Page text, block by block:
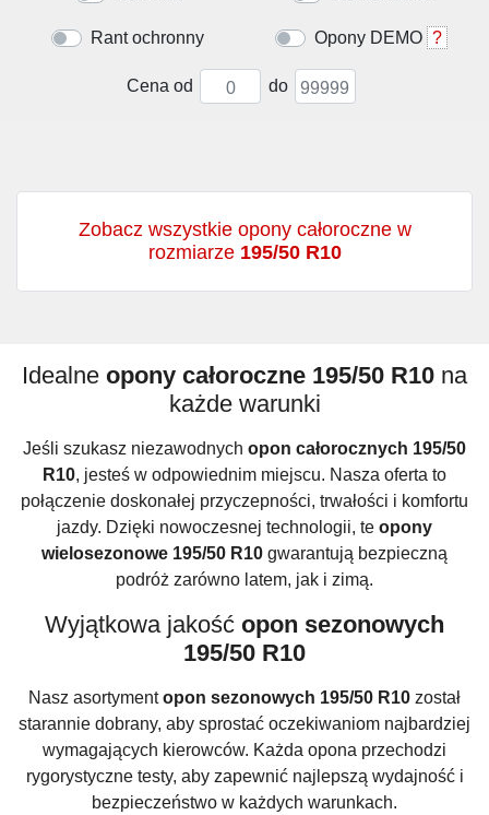
Rant ochronny Opony DEMO ?
Cena od do
Zobacz wszystkie opony całoroczne w
rozmiarze 195/50 R10
Idealne opony całoroczne 195/50 R10 na
każde warunki
Jeśli szukasz niezawodnych opon całorocznych 195/50
R10, jesteś w odpowiednim miejscu. Nasza oferta to
połączenie doskonałej przyczepności, trwałości i komfortu
jazdy. Dzięki nowoczesnej technologii, te opony
wielosezonowe 195/50 R10 gwarantują bezpieczną
podróż zarówno latem, jak i zimą.
Wyjątkowa jakość opon sezonowych
195/50 R10
Nasz asortymentopon sezonowych 195/50 R10 został
starannie dobrany, aby sprostać oczekiwaniom najbardziej
wymagających kierowców. Każda opona przechodzi
rygorystyczne testy, aby zapewnić najlepszą wydajność i
bezpieczeństwo w każdych warunkach.